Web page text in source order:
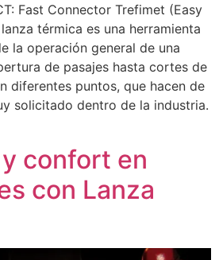
Fast Connector Trefimet (Easy
térmica es una herramienta
la operación general de una
de pasajes hasta cortes de
diferentes puntos, que hacen de
solicitado dentro de la industria.
confort en
con Lanza